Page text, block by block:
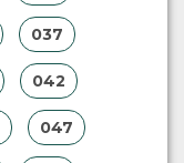
037
042
047